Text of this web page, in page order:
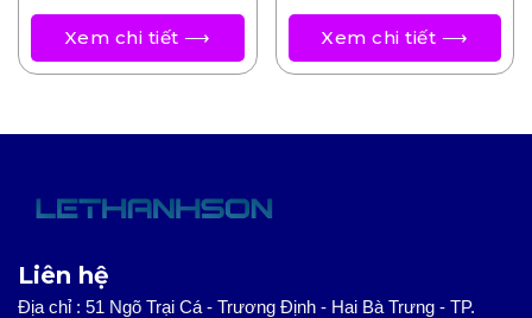
Xem chi tiết ⟶ Xem chi tiết ⟶
Liên hệ
Địa chỉ : 51 Ngõ Trại Cá - Trương Định - Hai Bà Trưng - TP.